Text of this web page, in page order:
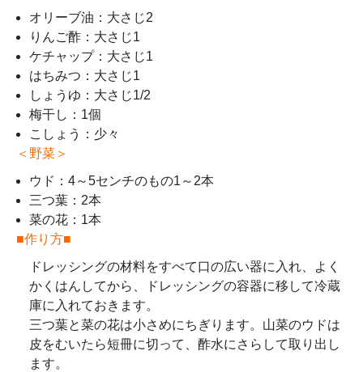
オリーブ油：大さじ2
りんご酢：大さじ1
ケチャップ：大さじ1
はちみつ：大さじ1
しょうゆ：大さじ1/2
梅干し：1個
こしょう：少々
＜野菜＞
ウド：4～5センチのもの1～2本
三つ葉：2本
菜の花：1本
■作り方■
ドレッシングの材料をすべて口の広い器に入れ、よく
かくはんしてから、ドレッシングの容器に移して冷蔵
庫に入れておきます。
三つ葉と菜の花は小さめにちぎります。山菜のウドは
皮をむいたら短冊に切って、酢水にさらして取り出し
ます。